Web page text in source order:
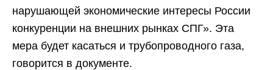
нарушающей экономические интересы России
конкуренции на внешних рынках СПГ». Эта
мера будет касаться и трубопроводного газа,
говорится в документе.